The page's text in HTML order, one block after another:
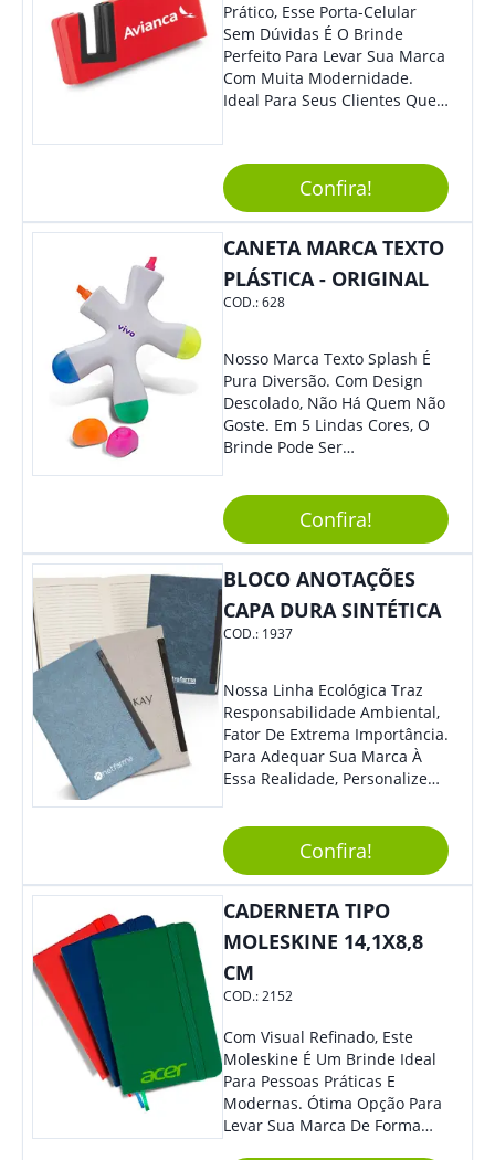
Prático, Esse Porta-Celular
Sem Dúvidas É O Brinde
Perfeito Para Levar Sua Marca
Com Muita Modernidade.
Ideal Para Seus Clientes Que
Sua Empresa Terá O Grande
Destaque Merecido.
Confira!
CANETA MARCA TEXTO
PLÁSTICA - ORIGINAL
COD.:628
Nosso Marca Texto Splash É
Pura Diversão. Com Design
Descolado, Não Há Quem Não
Goste. Em 5 Lindas Cores, O
Brinde Pode Ser
Marca, Demais, Não É? Não
Perca Essa Chance E Ofereça
A Seus Clientes E
Colaboradores.
Confira!
BLOCO ANOTAÇÕES
CAPA DURA SINTÉTICA
COD.: 1937
Nossa Linha Ecológica Traz
Responsabilidade Ambiental,
Fator De Extrema Importância.
Para Adequar Sua Marca À
Essa Realidade, Personalize
Anotações Com Post-It E
Caneta. Elaborado A Partir De
Material Reciclado, O Brinde
Também É Prático, Tornando-
Se Assim Excelente Para Uso
Cotidiano. Perfeito, Não É?!
Confira!
CADERNETA TIPO
MOLESKINE 14,1X8,8
CM
COD.:2152
Com Visual Refinado, Este
Moleskine É Um Brinde Ideal
Para Pessoas Práticas E
Modernas. Ótima Opção Para
Levar Sua Marca De Forma